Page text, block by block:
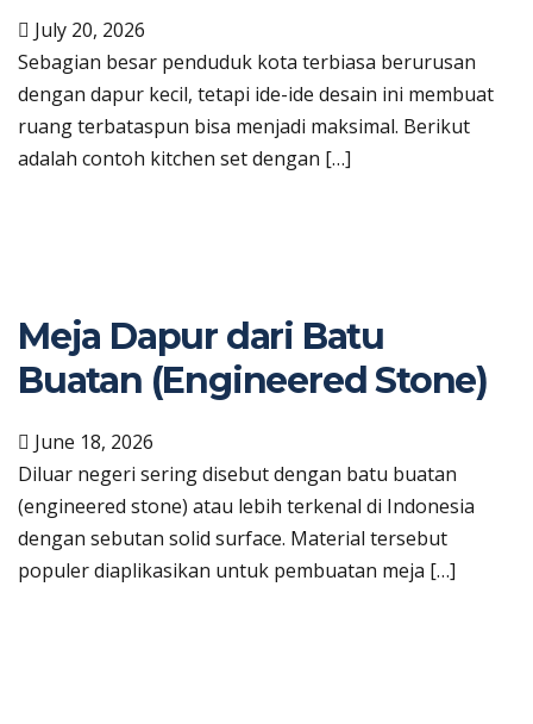
July 20, 2026
Sebagian besar penduduk kota terbiasa berurusan
dengan dapur kecil, tetapi ide-ide desain ini membuat
ruang terbataspun bisa menjadi maksimal. Berikut
adalah contoh kitchen set dengan […]
Meja Dapur dari Batu
Buatan (Engineered Stone)
June 18, 2026
Diluar negeri sering disebut dengan batu buatan
(engineered stone) atau lebih terkenal di Indonesia
dengan sebutan solid surface. Material tersebut
populer diaplikasikan untuk pembuatan meja […]